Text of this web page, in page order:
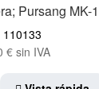
Pursang MK-
€ sin IVA